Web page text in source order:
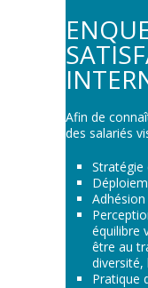
Afin de
des salariés
Stratégie
Adhésion
équilibre
être au
diversité,
Pratique